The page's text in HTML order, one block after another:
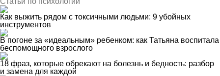
Как выжить рядом с токсичными людьми: 9 убойных
инструментов
В погоне за «идеальным» ребенком: как Татьяна воспитала
беспомощного взрослого
18 фраз, которые обрекают на болезнь и бедность: разбор
и замена для каждой